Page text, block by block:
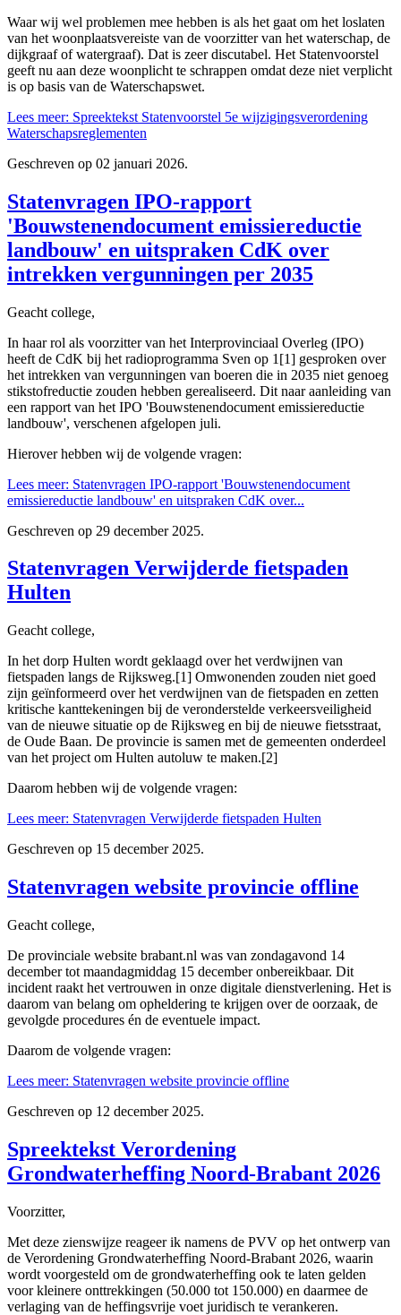
Waar wij wel problemen mee hebben is als het gaat om het loslaten
van het woonplaatsvereiste van de voorzitter van het waterschap, de
dijkgraaf of watergraaf). Dat is zeer discutabel. Het Statenvoorstel
geeft nu aan deze woonplicht te schrappen omdat deze niet verplicht
is op basis van de Waterschapswet.
Lees meer: Spreektekst Statenvoorstel 5e wijzigingsverordening
Waterschapsreglementen
Geschreven op 02 januari 2026.
Statenvragen IPO-rapport
'Bouwstenendocument emissiereductie
landbouw' en uitspraken CdK over
intrekken vergunningen per 2035
Geacht college,
In haar rol als voorzitter van het Interprovinciaal Overleg (IPO)
heeft de CdK bij het radioprogramma Sven op 1[1] gesproken over
het intrekken van vergunningen van boeren die in 2035 niet genoeg
stikstofreductie zouden hebben gerealiseerd. Dit naar aanleiding van
een rapport van het IPO 'Bouwstenendocument emissiereductie
landbouw', verschenen afgelopen juli.
Hierover hebben wij de volgende vragen:
Lees meer: Statenvragen IPO-rapport 'Bouwstenendocument
emissiereductie landbouw' en uitspraken CdK over...
Geschreven op 29 december 2025.
Statenvragen Verwijderde fietspaden
Hulten
Geacht college,
In het dorp Hulten wordt geklaagd over het verdwijnen van
fietspaden langs de Rijksweg.[1] Omwonenden zouden niet goed
zijn geïnformeerd over het verdwijnen van de fietspaden en zetten
kritische kanttekeningen bij de veronderstelde verkeersveiligheid
van de nieuwe situatie op de Rijksweg en bij de nieuwe fietsstraat,
de Oude Baan. De provincie is samen met de gemeenten onderdeel
van het project om Hulten autoluw te maken.[2]
Daarom hebben wij de volgende vragen:
Lees meer: Statenvragen Verwijderde fietspaden Hulten
Geschreven op 15 december 2025.
Statenvragen website provincie offline
Geacht college,
De provinciale website brabant.nl was van zondagavond 14
december tot maandagmiddag 15 december onbereikbaar. Dit
incident raakt het vertrouwen in onze digitale dienstverlening. Het is
daarom van belang om opheldering te krijgen over de oorzaak, de
gevolgde procedures én de eventuele impact.
Daarom de volgende vragen:
Lees meer: Statenvragen website provincie offline
Geschreven op 12 december 2025.
Spreektekst Verordening
Grondwaterheffing Noord-Brabant 2026
Voorzitter,
Met deze zienswijze reageer ik namens de PVV op het ontwerp van
de Verordening Grondwaterheffing Noord-Brabant 2026, waarin
wordt voorgesteld om de grondwaterheffing ook te laten gelden
voor kleinere onttrekkingen (50.000 tot 150.000) en daarmee de
verlaging van de heffingsvrije voet juridisch te verankeren.